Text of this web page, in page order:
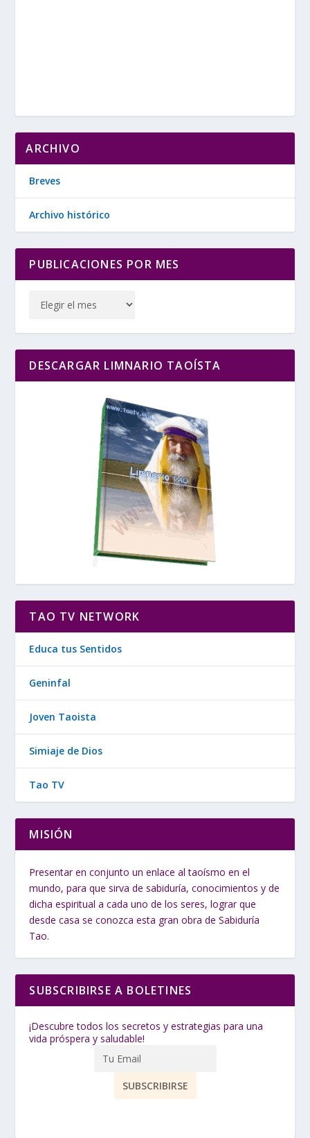
ARCHIVO
Breves
Archivo histórico
PUBLICACIONES POR MES
DESCARGAR LIMNARIO TAOÍSTA
TAO TV NETWORK
Educa tus Sentidos
Geninfal
Joven Taoista
Simiaje de Dios
Tao TV
MISIÓN
Presentar en conjunto un enlace al taoísmo en el
mundo, para que sirva de sabiduría, conocimientos y de
dicha espiritual a cada uno de los seres, lograr que
desde casa se conozca esta gran obra de Sabiduría
Tao.
SUBSCRIBIRSE A BOLETINES
¡Descubre todos los secretos y estrategias para una
vida próspera y saludable!